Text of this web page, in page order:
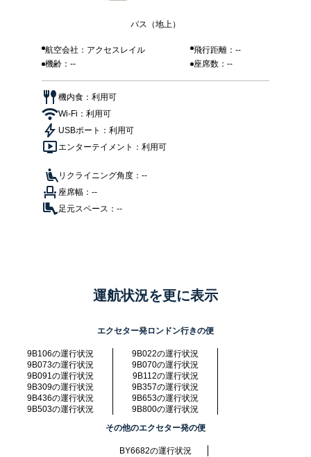
バス（地上）
航空会社：アクセスレイル
飛行距離：--
機齢：--
座席数：--
機内食：利用可
Wi-Fi：利用可
USBポート：利用可
エンターテイメント：利用可
リクライニング角度：--
座席幅：--
足元スペース：--
運航状況を更に表示
エクセター発ロンドン行きの便
9B106の運行状況
9B022の運行状況
9B073の運行状況
9B070の運行状況
9B091の運行状況
9B112の運行状況
9B309の運行状況
9B357の運行状況
9B436の運行状況
9B653の運行状況
9B503の運行状況
9B800の運行状況
その他のエクセター発の便
BY6682の運行状況